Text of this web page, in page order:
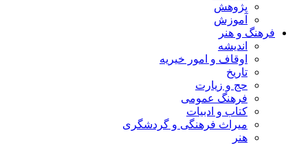
پژوهش
آموزش
فرهنگ و هنر
اندیشه
اوقاف و امور خیریه
تاریخ
حج و زیارت
فرهنگ عمومی
کتاب و ادبیات
میراث فرهنگی و گردشگری
هنر